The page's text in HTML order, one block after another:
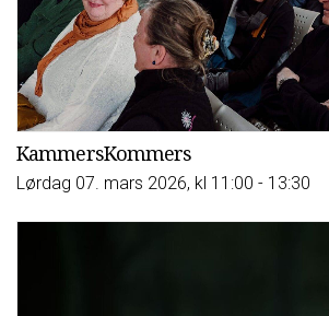
KammersKommers
Lørdag 07. mars 2026, kl 11:00 - 13:30